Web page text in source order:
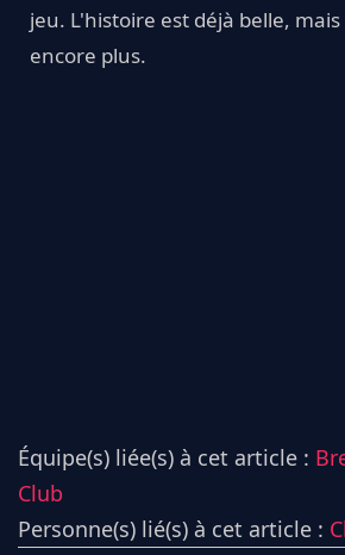
jeu. L'histoire est déjà belle,
encore plus.
Équipe(s) liée(s) à cet article :
Club
Personne(s) lié(s) à cet article :